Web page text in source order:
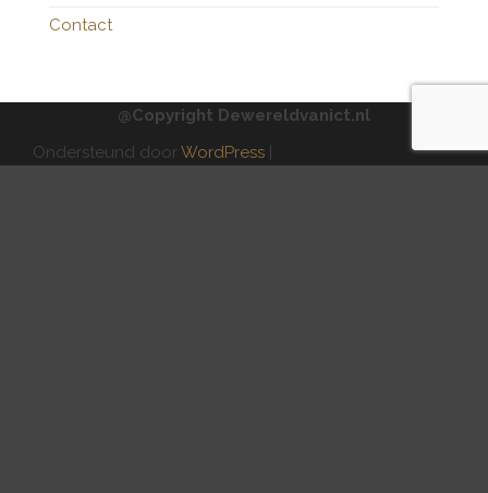
Contact
@Copyright Dewereldvanict.nl
Ondersteund doorWordPress